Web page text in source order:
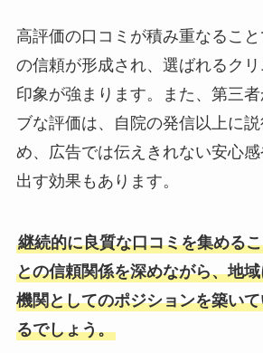
高評価の口コミが積み重なるこ
の信頼が形成され、選ばれるク
印象が強まります。また、第三
ブな評価は、自院の発信以上に
め、広告では伝えきれない安心
出す効果もあります。
継続的に良質な口コミを集める
との信頼関係を深めながら、地
機関としてのポジションを築い
るでしょう。